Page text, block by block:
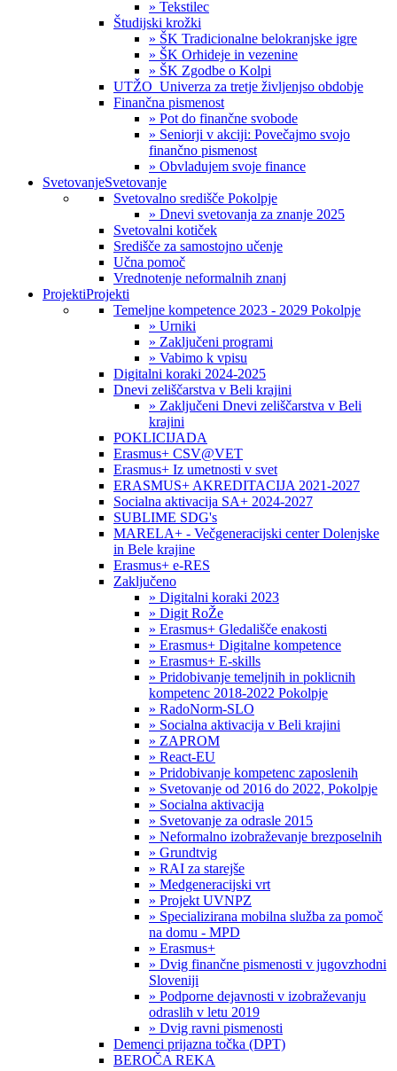
» Tekstilec
Študijski krožki
» ŠK Tradicionalne belokranjske igre
» ŠK Orhideje in vezenine
» ŠK Zgodbe o Kolpi
UTŽO_Univerza za tretje življenjso obdobje
Finančna pismenost
» Pot do finančne svobode
» Seniorji v akciji: Povečajmo svojo
finančno pismenost
» Obvladujem svoje finance
SvetovanjeSvetovanje
Svetovalno središče Pokolpje
» Dnevi svetovanja za znanje 2025
Svetovalni kotiček
Središče za samostojno učenje
Učna pomoč
Vrednotenje neformalnih znanj
ProjektiProjekti
Temeljne kompetence 2023 - 2029 Pokolpje
» Urniki
» Zaključeni programi
» Vabimo k vpisu
Digitalni koraki 2024-2025
Dnevi zeliščarstva v Beli krajini
» Zaključeni Dnevi zeliščarstva v Beli
krajini
POKLICIJADA
Erasmus+ CSV@VET
Erasmus+ Iz umetnosti v svet
ERASMUS+ AKREDITACIJA 2021-2027
Socialna aktivacija SA+ 2024-2027
SUBLIME SDG's
MARELA+ - Večgeneracijski center Dolenjske
in Bele krajine
Erasmus+ e-RES
Zaključeno
» Digitalni koraki 2023
» Digit RoŽe
» Erasmus+ Gledališče enakosti
» Erasmus+ Digitalne kompetence
» Erasmus+ E-skills
» Pridobivanje temeljnih in poklicnih
kompetenc 2018-2022 Pokolpje
» RadoNorm-SLO
» Socialna aktivacija v Beli krajini
» ZAPROM
» React-EU
» Pridobivanje kompetenc zaposlenih
» Svetovanje od 2016 do 2022, Pokolpje
» Socialna aktivacija
» Svetovanje za odrasle 2015
» Neformalno izobraževanje brezposelnih
» Grundtvig
» RAI za starejše
» Medgeneracijski vrt
» Projekt UVNPZ
» Specializirana mobilna služba za pomoč
na domu - MPD
» Erasmus+
» Dvig finančne pismenosti v jugovzhodni
Sloveniji
» Podporne dejavnosti v izobraževanju
odraslih v letu 2019
» Dvig ravni pismenosti
Demenci prijazna točka (DPT)
BEROČA REKA